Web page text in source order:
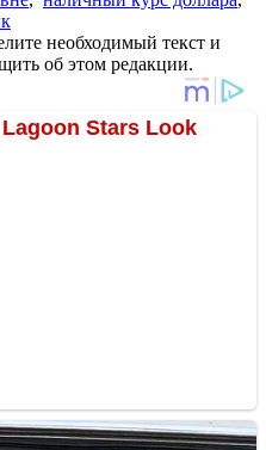
необходимый текст и
об этом редакции.